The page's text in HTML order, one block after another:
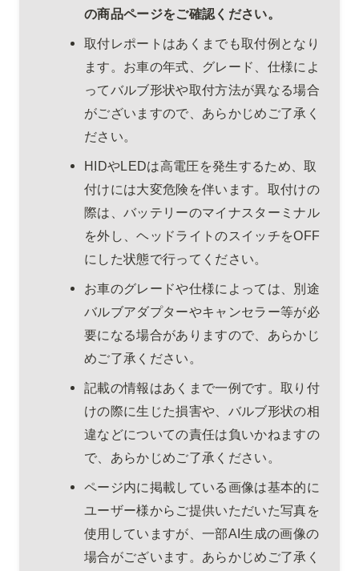
の商品ページをご確認ください。
取付レポートはあくまでも取付例となり
ます。お車の年式、グレード、仕様によ
ってバルブ形状や取付方法が異なる場合
がございますので、あらかじめご了承く
ださい。
HIDやLEDは高電圧を発生するため、取
付けには大変危険を伴います。取付けの
際は、バッテリーのマイナスターミナル
を外し、ヘッドライトのスイッチをOFF
にした状態で行ってください。
お車のグレードや仕様によっては、別途
バルブアダプターやキャンセラー等が必
要になる場合がありますので、あらかじ
めご了承ください。
記載の情報はあくまで一例です。取り付
けの際に生じた損害や、バルブ形状の相
違などについての責任は負いかねますの
で、あらかじめご了承ください。
ページ内に掲載している画像は基本的に
ユーザー様からご提供いただいた写真を
使用していますが、一部AI生成の画像の
場合がございます。あらかじめご了承く